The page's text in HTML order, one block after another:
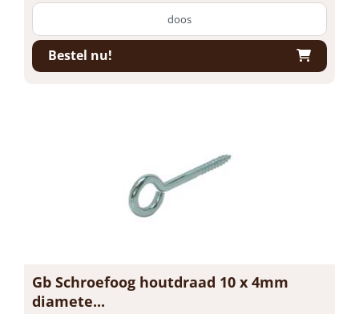
doos
Bestel nu!
Gb Schroefoog houtdraad 10 x 4mm
diamete...